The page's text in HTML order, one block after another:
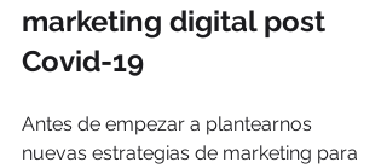
marketing digital post
Covid-19
Antes de empezar a plantearnos
nuevas estrategias de marketing para